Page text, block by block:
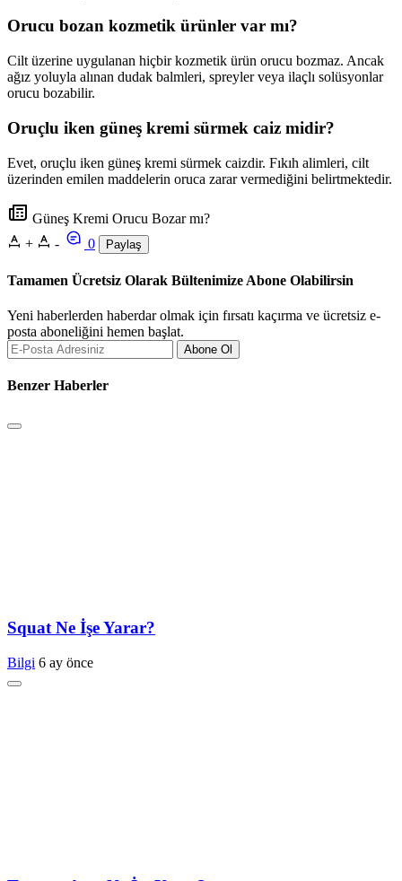
Orucu bozan kozmetik ürünler var mı?
Cilt üzerine uygulanan hiçbir kozmetik ürün orucu bozmaz. Ancak
ağız yoluyla alınan dudak balmleri, spreyler veya ilaçlı solüsyonlar
orucu bozabilir.
Oruçlu iken güneş kremi sürmek caiz midir?
Evet, oruçlu iken güneş kremi sürmek caizdir. Fıkıh alimleri, cilt
üzerinden emilen maddelerin oruca zarar vermediğini belirtmektedir.
Güneş Kremi Orucu Bozar mı?
+
- 0 Paylaş
Tamamen Ücretsiz Olarak Bültenimize Abone Olabilirsin
Yeni haberlerden haberdar olmak için fırsatı kaçırma ve ücretsiz e-
posta aboneliğini hemen başlat.
Abone Ol
Benzer Haberler
Squat Ne İşe Yarar?
Bilgi 6 ay önce